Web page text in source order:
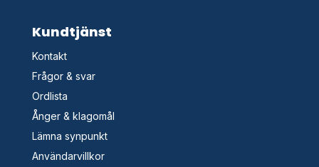
Kundtjänst
Kontakt
Frågor & svar
Ordlista
Ånger & klagomål
Lämna synpunkt
Användarvillkor